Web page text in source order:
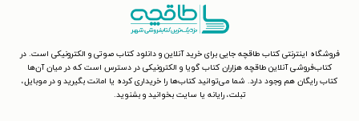
فروشگاه اینترنتی کتاب طاقچه جایی برای خرید آنلاین و دانلود کتاب صوتی و الکترونیکی است. در
کتاب‌فروشی آنلاین طاقچه هزاران کتاب گویا و الکترونیکی در دسترس است که در میان آن‌ها
کتاب رایگان هم وجود دارد. شما می‌توانید کتاب‌ها را خریداری کرده یا امانت بگیرید و در موبایل،
تبلت، رایانه یا سایت بخوانید و بشنوید.